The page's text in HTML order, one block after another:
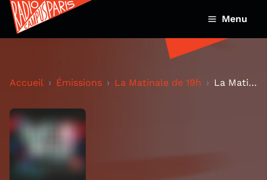
Menu
Accueil Émissions La Matinale de 19h La Matinale - La FAGE face à la Loi Travail et la...